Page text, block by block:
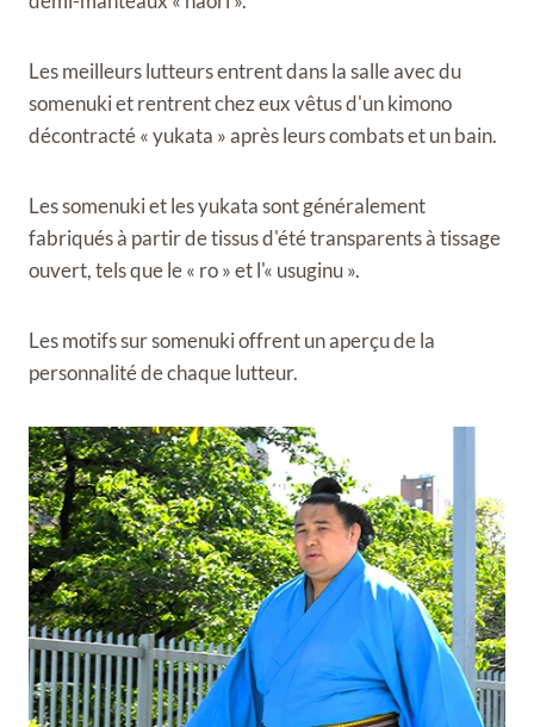
Les meilleurs lutteurs entrent dans la salle avec du
somenuki et rentrent chez eux vêtus d'un kimono
décontracté « yukata » après leurs combats et un bain.
Les somenuki et les yukata sont généralement
fabriqués à partir de tissus d'été transparents à tissage
ouvert, tels que le « ro » et l'« usuginu ».
Les motifs sur somenuki offrent un aperçu de la
personnalité de chaque lutteur.